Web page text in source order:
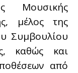
Μουσικής
μέλος της
Συμβουλίου
καθώς και
από